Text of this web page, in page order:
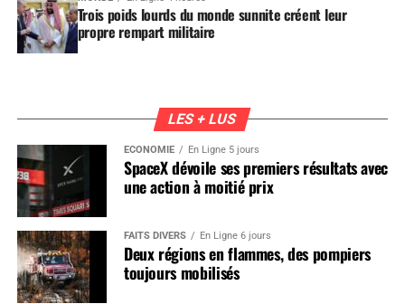
Trois poids lourds du monde sunnite créent leur
propre rempart militaire
LES + LUS
ÉCONOMIE En Ligne 5 jours
SpaceX dévoile ses premiers résultats avec
une action à moitié prix
FAITS DIVERS En Ligne 6 jours
Deux régions en flammes, des pompiers
toujours mobilisés